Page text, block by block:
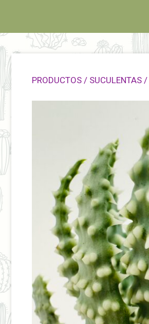
PRODUCTOS / SUCULENTAS /